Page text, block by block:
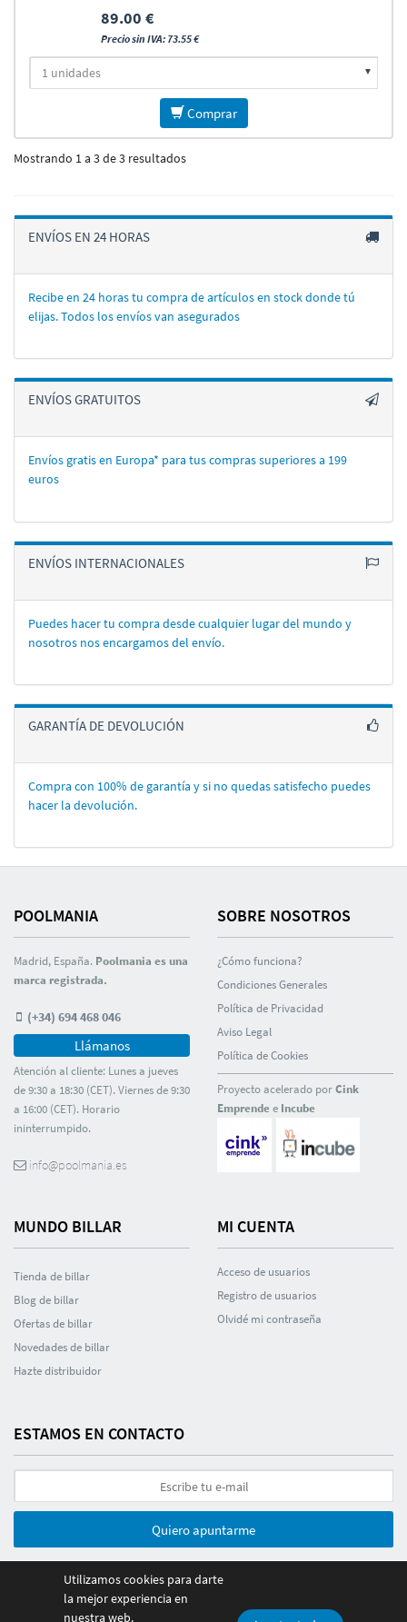
89.00 €
Precio sin IVA: 73.55 €
Comprar
Mostrando 1 a 3 de 3 resultados
ENVÍOS EN 24 HORAS
Recibe en 24 horas tu compra de artí­culos en stock donde tú
elijas. Todos los enví­os van asegurados
ENVÍOS GRATUITOS
Envíos gratis en Europa* para tus compras superiores a 199
euros
ENVÍOS INTERNACIONALES
Puedes hacer tu compra desde cualquier lugar del mundo y
nosotros nos encargamos del enví­o.
GARANTÍA DE DEVOLUCIÓN
Compra con 100% de garantí­a y si no quedas satisfecho puedes
hacer la devolución.
POOLMANIA
Madrid, España. Poolmania es una
marca registrada.
(+34) 694 468 046
Llámanos
Atención al cliente: Lunes a jueves
de 9:30 a 18:30 (CET). Viernes de 9:30
a 16:00 (CET). Horario
ininterrumpido.
info@poolmania.es
SOBRE NOSOTROS
¿Cómo funciona?
Condiciones Generales
Polí­tica de Privacidad
Aviso Legal
Polí­tica de Cookies
Proyecto acelerado porCink
Emprendee Incube
MUNDO BILLAR
Tienda de billar
Blog de billar
Ofertas de billar
Novedades de billar
Hazte distribuidor
MI CUENTA
Acceso de usuarios
Registro de usuarios
Olvidé mi contraseña
ESTAMOS EN CONTACTO
Quiero apuntarme
Utilizamos cookies para darte
la mejor experiencia en
nuestra web.